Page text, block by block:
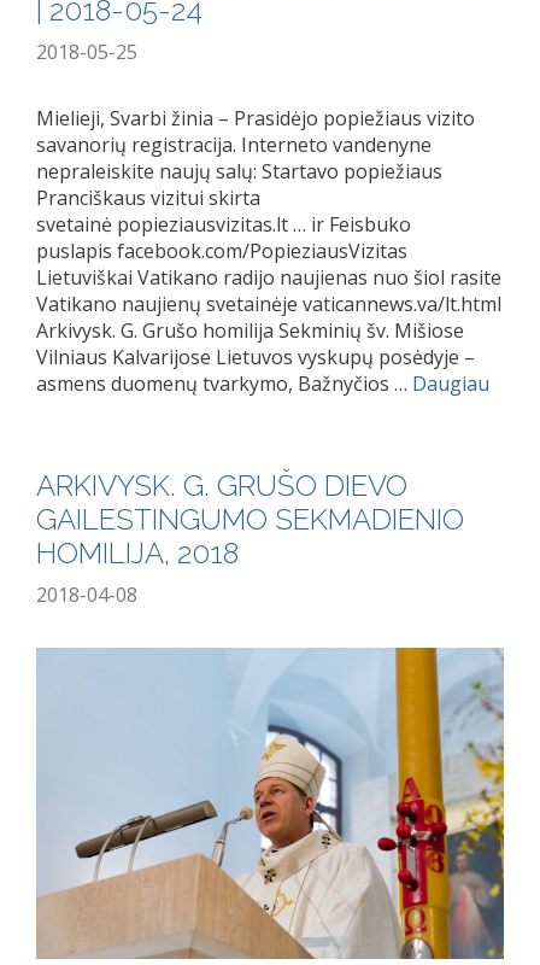
| 2018-05-24
2018-05-25
Mielieji, Svarbi žinia – Prasidėjo popiežiaus vizito
savanorių registracija. Interneto vandenyne
nepraleiskite naujų salų: Startavo popiežiaus
Pranciškaus vizitui skirta
svetainė popieziausvizitas.lt … ir Feisbuko
puslapis facebook.com/PopieziausVizitas
Lietuviškai Vatikano radijo naujienas nuo šiol rasite
Vatikano naujienų svetainėje vaticannews.va/lt.html
Arkivysk. G. Grušo homilija Sekminių šv. Mišiose
Vilniaus Kalvarijose Lietuvos vyskupų posėdyje –
asmens duomenų tvarkymo, Bažnyčios … Daugiau
ARKIVYSK. G. GRUŠO DIEVO
GAILESTINGUMO SEKMADIENIO
HOMILIJA, 2018
2018-04-08